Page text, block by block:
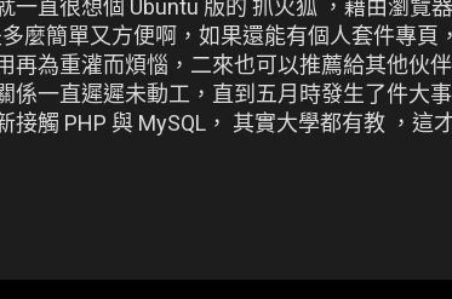
一直很想個 Ubuntu 版的 抓火狐 ，藉由瀏覽
麼簡單又方便啊，如果還能有個人套件專頁
再為重灌而煩惱，二來也可以推薦給其他伙
係一直遲遲未動工，直到五月時發生了件大
接觸 PHP 與 MySQL， 其實大學都有教 ，這